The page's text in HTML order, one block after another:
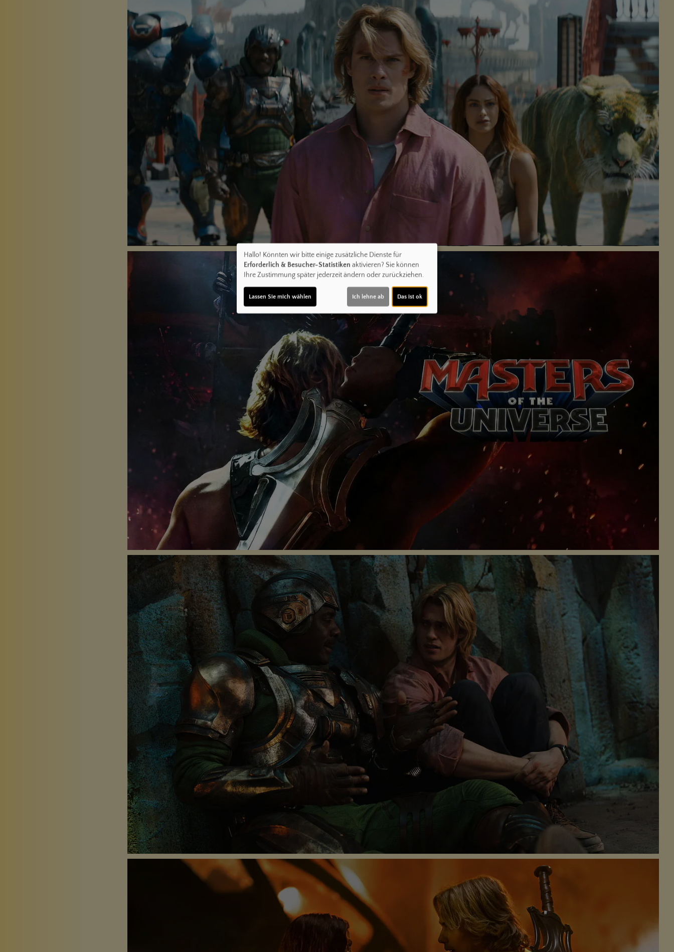
Hallo! Könnten wir bitte einige zusätzliche Dienste für
Erforderlich & Besucher-Statistiken aktivieren? Sie können
Ihre Zustimmung später jederzeit ändern oder zurückziehen.
Lassen Sie mich wählen Ich lehne ab Das ist ok